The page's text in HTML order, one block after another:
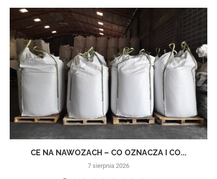
CE NA NAWOZACH – CO OZNACZA I CO...
7 sierpnia 2026